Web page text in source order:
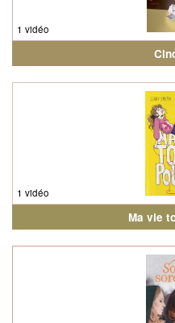
1 vidéo
1 vidéo
Ma vie